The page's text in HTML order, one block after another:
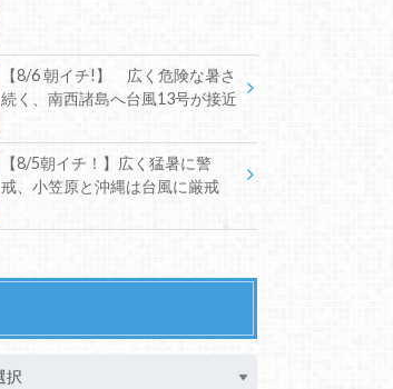
【8/6 朝イチ!】 広く危険な暑さ
続く、南西諸島へ台風13号が接近
【8/5朝イチ！】広く猛暑に警
戒、小笠原と沖縄は台風に厳戒